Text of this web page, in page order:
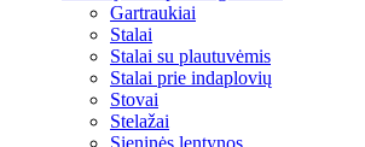
Gartraukiai
Stalai
Stalai su plautuvėmis
Stalai prie indaplovių
Stovai
Stelažai
Sieninės lentynos